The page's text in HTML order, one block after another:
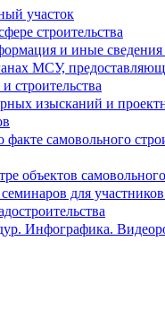
участок
строительства
и иные сведения
МСУ,
строительства
изысканий и
самовольного
объектов
для участников
Инфографика.